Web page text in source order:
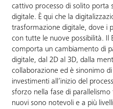
cattivo processo di solito porta
digitale. È qui che la
trasformazione digitale, dove i
con tutte le nuove possibilità.
comporta un cambiamento di
digitale, dal 2D al 3D, dalla
collaborazione ed è sinonimo
investimenti all’inizio del
sforzo nella fase di
nuovi sono notevoli e a più